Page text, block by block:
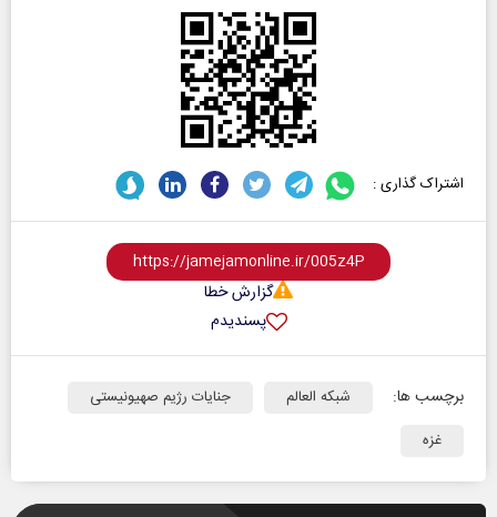
اشتراک گذاری :
گزارش خطا
پسندیدم
برچسب ها: شبکه العالم
جنایات رژیم صهیونیستی
غزه